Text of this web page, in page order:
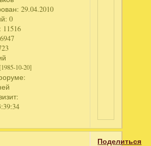
: 29.04.2010
0
11516
[1985-10-20]
Поделиться